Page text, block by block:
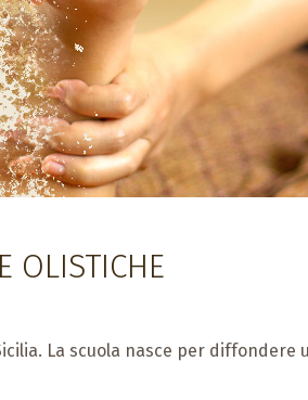
OLISTICHE
La scuola nasce per diffondere